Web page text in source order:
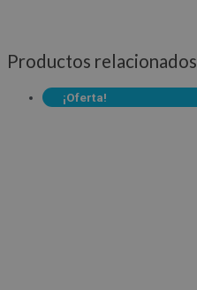
Productos relacionados
¡Oferta!